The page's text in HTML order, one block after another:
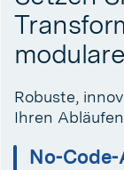
Robuste,
Ihren
No-